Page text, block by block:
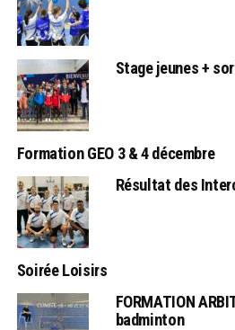
Stage jeunes +
Formation GEO 3 & 4 décembre
Résultat des
Soirée Loisirs
FORMATION
badminton